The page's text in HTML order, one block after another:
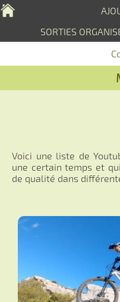
SORTIES
Voici une liste de
une certain temps et
de qualité dans